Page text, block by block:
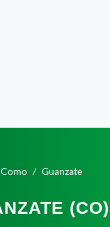
Como Guanzate
(CO)